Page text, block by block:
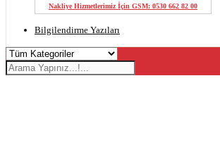
Nakliye Hizmetlerimiz İçin GSM: 0530 662 82 00
Bilgilendirme Yazıları